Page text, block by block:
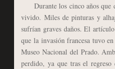
Durante los cinco años que
vivido. Miles de pinturas y
sufrían graves daños. El
que la invasión francesa tuvo
Museo Nacional del Prado.
perdido, ya que tras el